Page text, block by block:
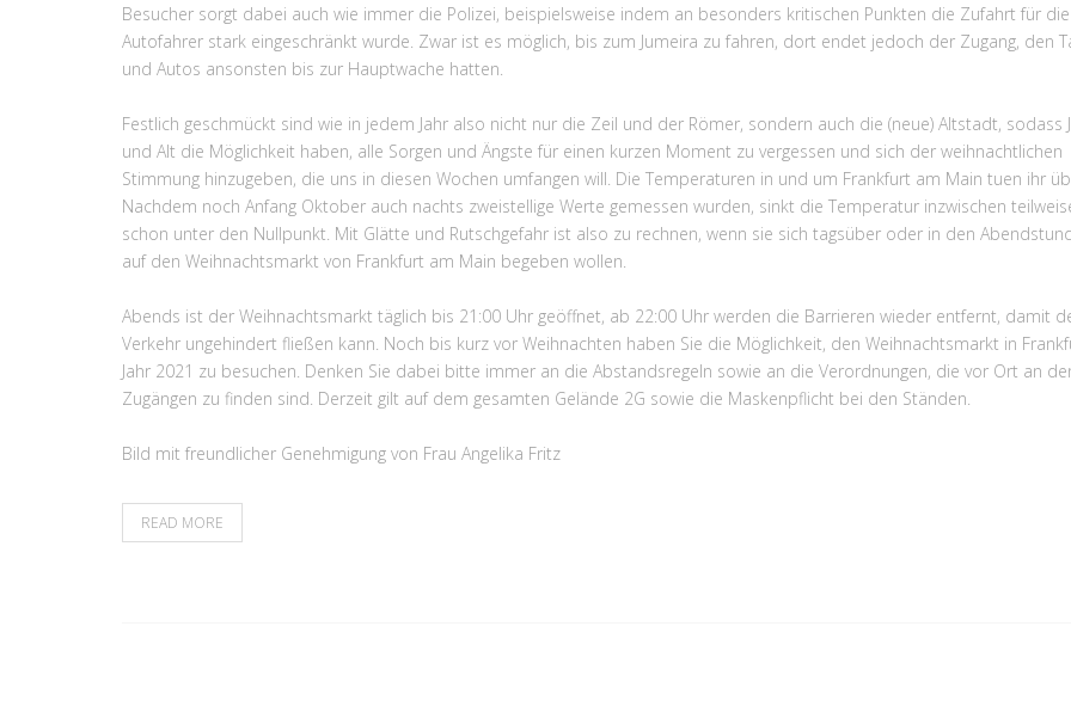
Besucher sorgt dabei auch wie immer die Polizei, beispielsweise indem an besonders kritischen Punkten die Zufahrt für die
Autofahrer stark eingeschränkt wurde. Zwar ist es möglich, bis zum Jumeira zu fahren, dort endet jedoch der Zugang, den
und Autos ansonsten bis zur Hauptwache hatten.
Festlich geschmückt sind wie in jedem Jahr also nicht nur die Zeil und der Römer, sondern auch die (neue) Altstadt, sodass
und Alt die Möglichkeit haben, alle Sorgen und Ängste für einen kurzen Moment zu vergessen und sich der weihnachtlichen
Stimmung hinzugeben, die uns in diesen Wochen umfangen will. Die Temperaturen in und um Frankfurt am Main tuen ihr
Nachdem noch Anfang Oktober auch nachts zweistellige Werte gemessen wurden, sinkt die Temperatur inzwischen
schon unter den Nullpunkt. Mit Glätte und Rutschgefahr ist also zu rechnen, wenn sie sich tagsüber oder in den
auf den Weihnachtsmarkt von Frankfurt am Main begeben wollen.
Abends ist der Weihnachtsmarkt täglich bis 21:00 Uhr geöffnet, ab 22:00 Uhr werden die Barrieren wieder entfernt, damit
Verkehr ungehindert fließen kann. Noch bis kurz vor Weihnachten haben Sie die Möglichkeit, den Weihnachtsmarkt in
Jahr 2021 zu besuchen. Denken Sie dabei bitte immer an die Abstandsregeln sowie an die Verordnungen, die vor Ort an
Zugängen zu finden sind. Derzeit gilt auf dem gesamten Gelände 2G sowie die Maskenpflicht bei den Ständen.
Bild mit freundlicher Genehmigung von Frau Angelika Fritz
READ MORE